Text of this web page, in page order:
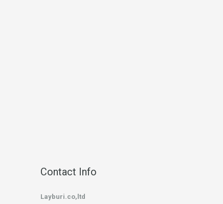
Contact Info
Layburi.co,ltd